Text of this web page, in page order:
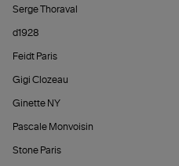
Serge Thoraval
d1928
Feidt Paris
Gigi Clozeau
Ginette NY
Pascale Monvoisin
Stone Paris